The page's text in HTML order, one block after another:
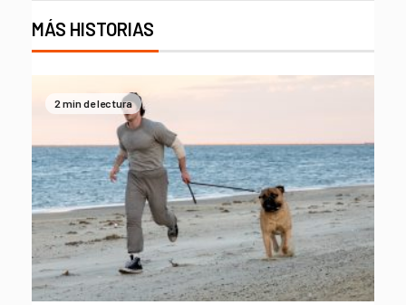
MÁS HISTORIAS
2 min de lectura